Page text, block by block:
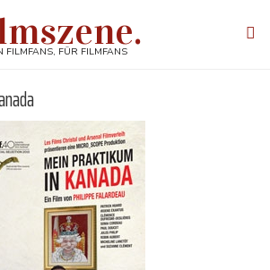
FILMFANS, FÜR FILMFANS